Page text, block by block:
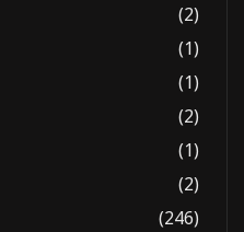
(2)
(1)
(1)
(2)
(1)
(2)
(246)